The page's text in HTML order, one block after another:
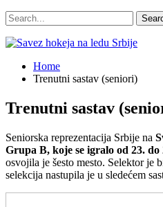
Home
Trenutni sastav (seniori)
Trenutni sastav
Seniorska reprezentacija Srbije na
Grupa B, koje se igralo od 23.
osvojila je šesto mesto. Selektor je
selekcija nastupila je u sledećem